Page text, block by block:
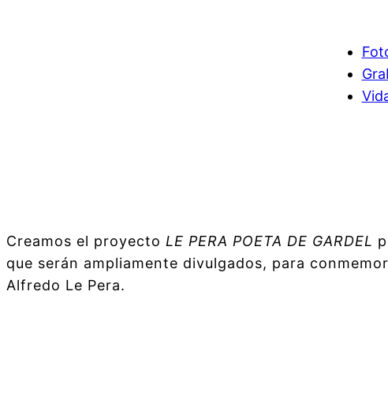
Creamos el proyecto LE PERA POETA DE GARDEL
que serán ampliamente divulgados, para
Alfredo Le Pera.